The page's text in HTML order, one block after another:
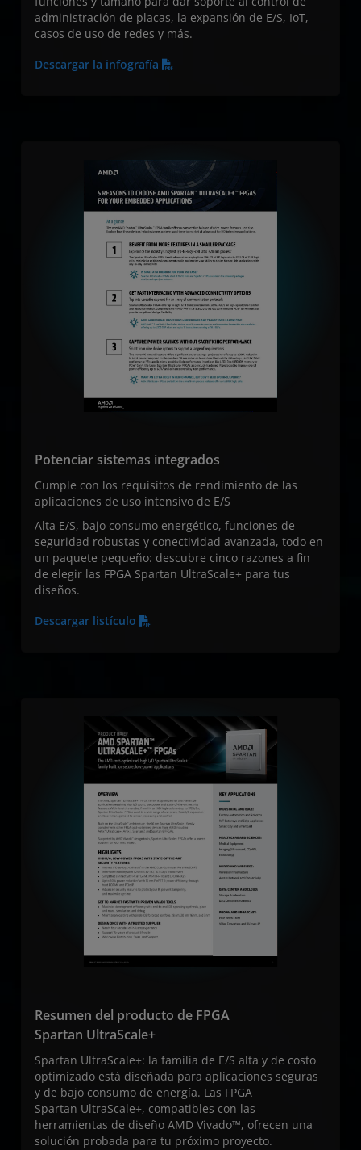
administración de placas, la expansión de E/S, IoT,
casos de uso de redes y más.
Descargar la infografía
Potenciar sistemas integrados
Cumple con los requisitos de rendimiento de las
aplicaciones de uso intensivo de E/S
Alta E/S, bajo consumo energético, funciones de
seguridad robustas y conectividad avanzada, todo en
un paquete pequeño: descubre cinco razones a fin
de elegir las FPGA Spartan UltraScale+ para tus
diseños.
Descargar listículo
Resumen del producto de FPGA
Spartan UltraScale+
Spartan UltraScale+: la familia de E/S alta y de costo
optimizado está diseñada para aplicaciones seguras
y de bajo consumo de energía. Las FPGA
Spartan UltraScale+, compatibles con las
herramientas de diseño AMD Vivado™, ofrecen una
solución probada para tu próximo proyecto.